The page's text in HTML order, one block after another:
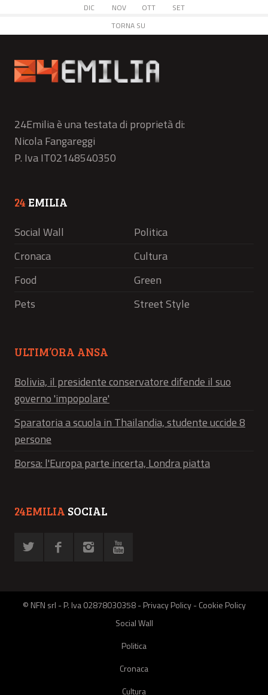
DIC NOV OTT
SET
TORNA SU
24Emilia è una testata di proprietà di:
Nicola Fangareggi
P. Iva IT02148540350
24 EMILIA
Social Wall
Politica
Cronaca
Cultura
Food
Green
Pets
Street Style
ULTIM’ORA ANSA
Bolivia, il presidente conservatore difende il suo
governo 'impopolare'
Sparatoria a scuola in Thailandia, studente uccide 8
persone
Borsa: l'Europa parte incerta, Londra piatta
24EMILIA SOCIAL
© NFN srl - P. Iva 02878030358 -Privacy Policy-Cookie Policy
Social Wall
Politica
Cronaca
Cultura